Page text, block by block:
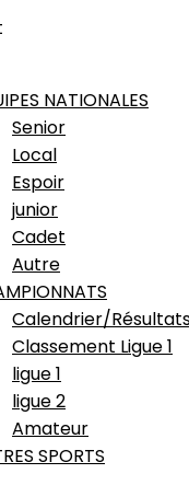
NATIONALES
Senior
Local
Espoir
junior
Cadet
Autre
Calendrier/Résultats
Classement Ligue 1
ligue 1
ligue 2
Amateur
SPORTS